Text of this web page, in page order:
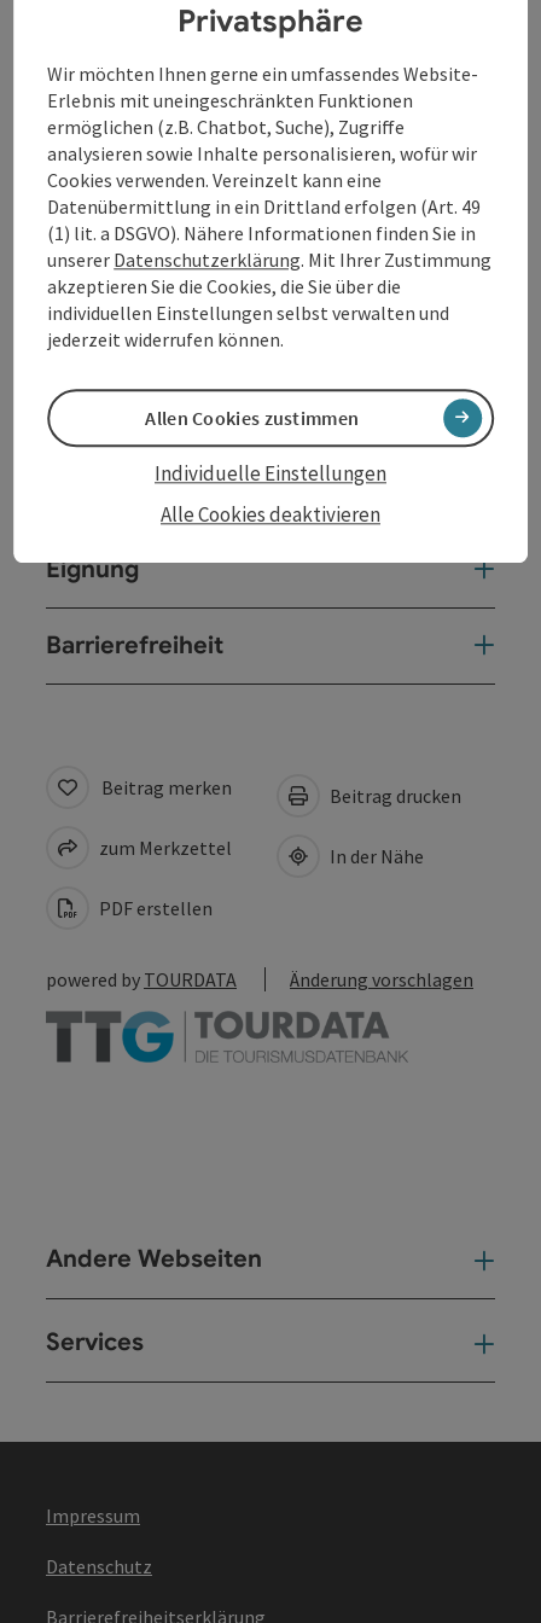
Kommen Sie vorbei - ein Besuch lohnt sich!
Ihr Martin ...
Beschreibung vollständig anzeigen
Kontakt
Öffnungszeiten
Anreise/Lage
Eignung
Barrierefreiheit
Beitrag merken
zum Merkzettel
PDF erstellen
Beitrag drucken
In der Nähe
powered by TOURDATA Änderung vorschlagen
Andere Webseiten
Services
Impressum
Datenschutz
Barrierefreiheitserklärung
Privatsphäre
Wir möchten Ihnen gerne ein umfassendes Website-
Erlebnis mit uneingeschränkten Funktionen
ermöglichen (z.B. Chatbot, Suche), Zugriffe
analysieren sowie Inhalte personalisieren, wofür wir
Cookies verwenden. Vereinzelt kann eine
Datenübermittlung in ein Drittland erfolgen (Art. 49
(1) lit. a DSGVO). Nähere Informationen finden Sie in
unserer Datenschutzerklärung. Mit Ihrer Zustimmung
akzeptieren Sie die Cookies, die Sie über die
individuellen Einstellungen selbst verwalten und
jederzeit widerrufen können.
Alle Cookies deaktivieren
Individuelle Einstellungen
Allen Cookies zustimmen